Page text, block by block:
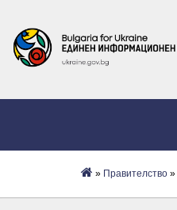
» Правителство »